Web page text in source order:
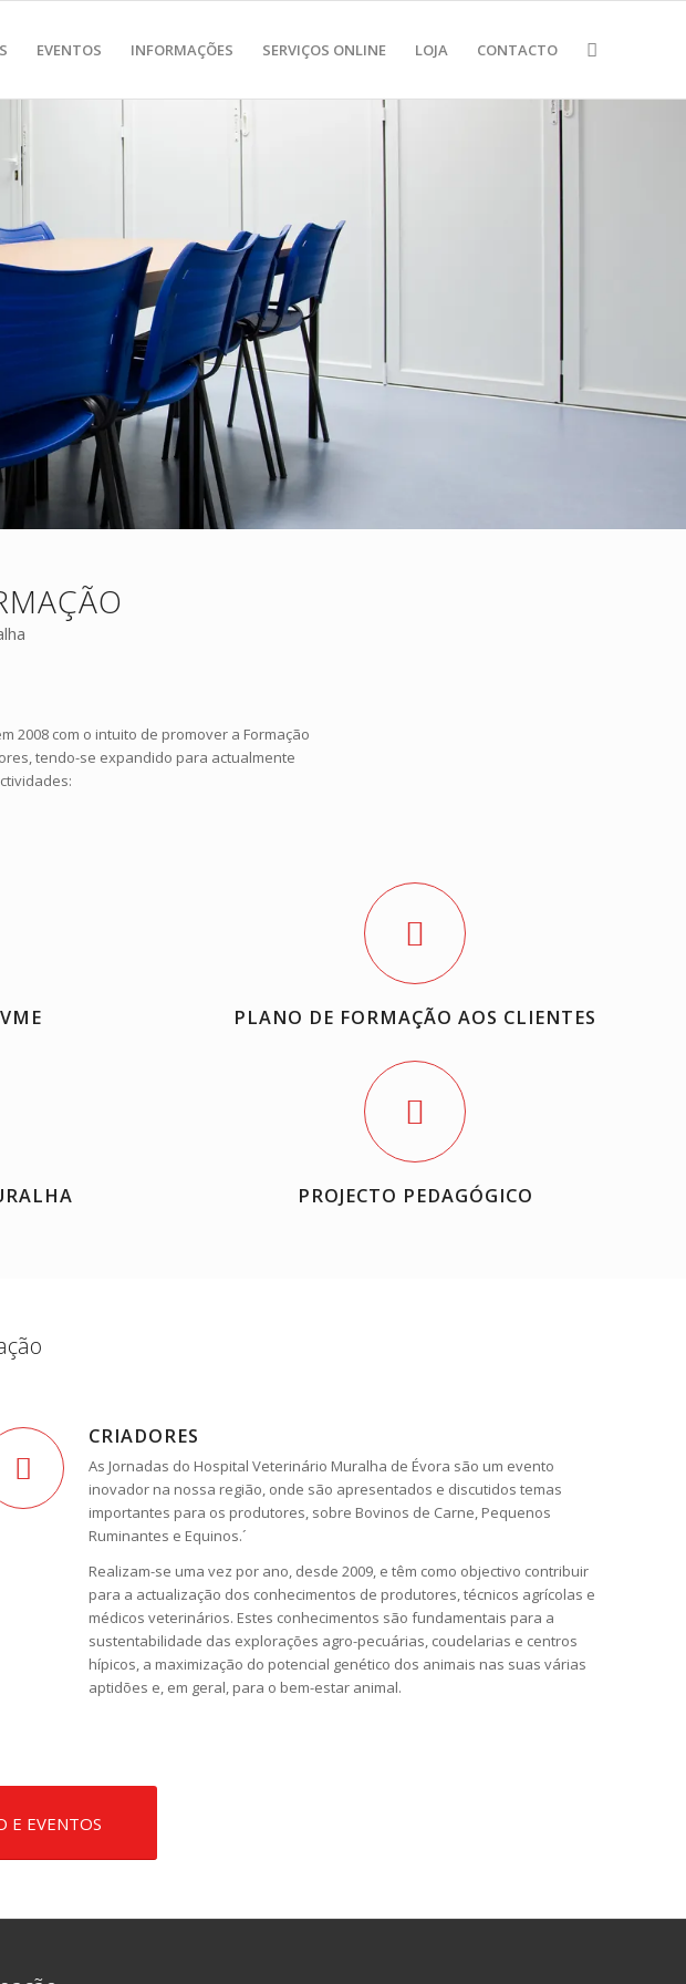
EVENTOS INFORMAÇÕES SERVIÇOS ONLINE LOJA CONTACTO
2008 com o intuito de promover a Formação
tendo-se expandido para actualmente
PLANO DE FORMAÇÃO AOS CLIENTES
PROJECTO PEDAGÓGICO
CRIADORES
As Jornadas do Hospital Veterinário Muralha de Évora são um evento
inovador na nossa região, onde são apresentados e discutidos temas
importantes para os produtores, sobre Bovinos de Carne, Pequenos
Ruminantes e Equinos.´
Realizam-se uma vez por ano, desde 2009, e têm como objectivo contribuir
para a actualização dos conhecimentos de produtores, técnicos agrícolas e
médicos veterinários. Estes conhecimentos são fundamentais para a
sustentabilidade das explorações agro-pecuárias, coudelarias e centros
hípicos, a maximização do potencial genético dos animais nas suas várias
aptidões e, em geral, para o bem-estar animal.
E EVENTOS